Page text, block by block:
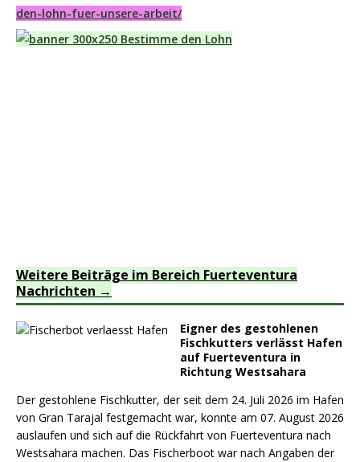
den-lohn-fuer-unsere-arbeit/
Weitere Beiträge im Bereich Fuerteventura
Nachrichten
Eigner des gestohlenen
Fischkutters verlässt Hafen
auf Fuerteventura in
Richtung Westsahara
Der gestohlene Fischkutter, der seit dem 24. Juli 2026 im Hafen
von Gran Tarajal festgemacht war, konnte am 07. August 2026
auslaufen und sich auf die Rückfahrt von Fuerteventura nach
Westsahara machen. Das Fischerboot war nach Angaben der